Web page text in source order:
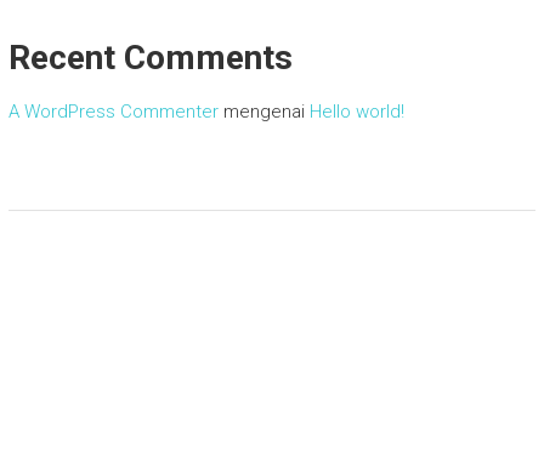
Recent Comments
A WordPress Commentermengenai Hello world!